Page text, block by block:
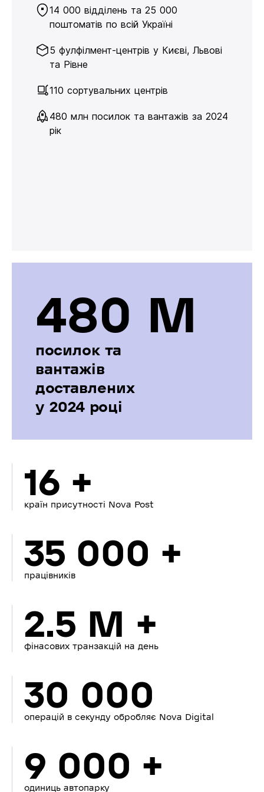
14 000 відділень та 25 000
поштоматів по всій Україні
5 фулфілмент-центрів у Києві, Львові
та Рівне
110 сортувальних центрів
480 млн посилок та вантажів за 2024
рік
480 М
посилок та
вантажів
доставлених
у 2024 році
16 +
країн присутності Nova Post
35 000 +
працівників
2.5 M +
фінасових транзакцій на день
30 000
операцій в секунду обробляє Nova Digital
9 000 +
одиниць автопарку